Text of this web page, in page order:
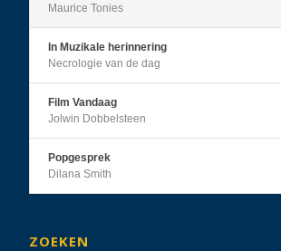
Maurice Tonies
In Muzikale herinnering
Necrologie van de dag
Film Vandaag
Jolwin Dobbelsteen
Popgesprek
Dilana Smith
ZOEKEN